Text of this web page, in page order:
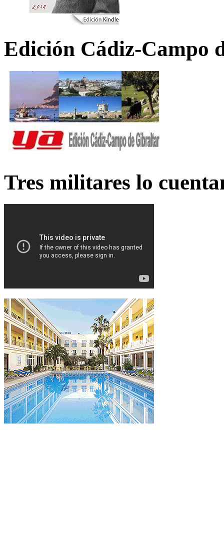
Edición Cádiz-Campo
Tres militares lo